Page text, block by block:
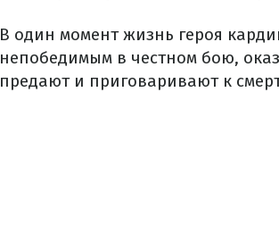
В один момент жизнь героя
непобедимым в честном бою,
предают и приговаривают к